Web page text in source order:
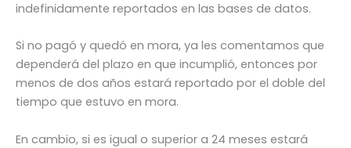
indefinidamente reportados en las bases de datos.
Si no pagó y quedó en mora, ya les comentamos que
dependerá del plazo en que incumplió, entonces por
menos de dos años estará reportado por el doble del
tiempo que estuvo en mora.
En cambio, si es igual o superior a 24 meses estará